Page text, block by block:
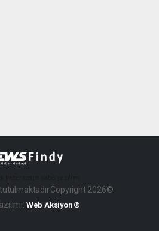
tutulmaktadır.Copyright 2026©
Web Aksiyon ®